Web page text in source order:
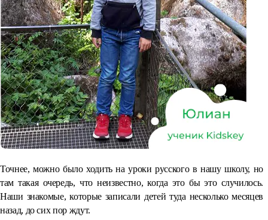
Точнее, можно было ходить на уроки русского в нашу школу, но
там такая очередь, что неизвестно, когда это бы это случилось.
Наши знакомые, которые записали детей туда несколько месяцев
назад, до сих пор ждут.